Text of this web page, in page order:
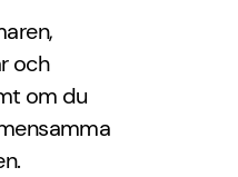
och
om du